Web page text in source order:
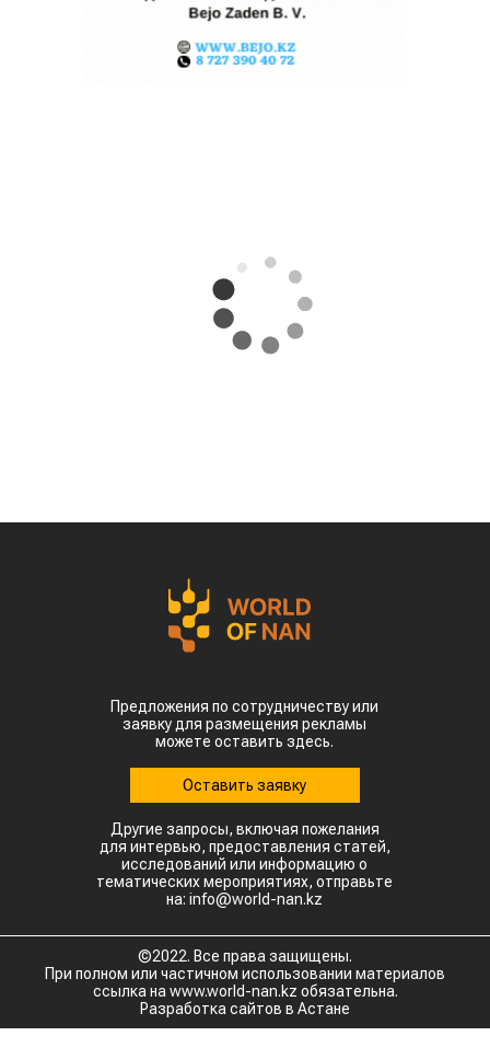
Предложения по сотрудничеству или
заявку для размещения рекламы
можете оставить здесь.
Оставить заявку
Другие запросы, включая пожелания
для интервью, предоставления статей,
исследований или информацию о
тематических мероприятиях, отправьте
на: info@world-nan.kz
©2022. Все права защищены.
При полном или частичном использовании материалов
ссылка на www.world-nan.kz обязательна.
Разработка сайтов в Астане